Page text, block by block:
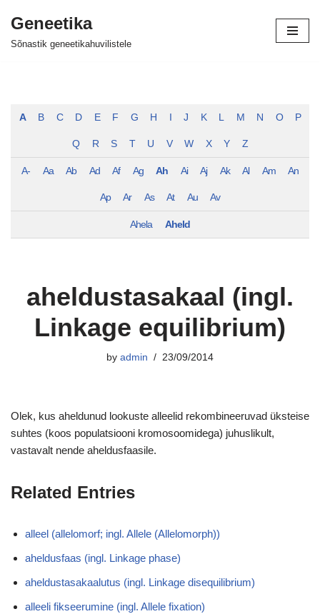
Skip
Geneetika
Sõnastik geneetikahuvilistele
A B C D E F G H J K L M N O P
Q R S T U V W X Y Z
A- Aa Ab Ad Af Ag Ah Ai Aj Ak Al Am An
Ap Ar As At Au Av
Ahela Aheld
aheldustasakaal (ingl.
Linkage equilibrium)
by admin 23/09/2014
Olek, kus aheldunud lookuste alleelid rekombineeruvad üksteise
suhtes (koos populatsiooni kromosoomidega) juhuslikult,
vastavalt nende aheldusfaasile.
Related Entries
alleel (allelomorf; ingl. Allele (Allelomorph))
aheldusfaas (ingl. Linkage phase)
aheldustasakaalutus (ingl. Linkage disequilibrium)
alleeli fikseerumine (ingl. Allele fixation)